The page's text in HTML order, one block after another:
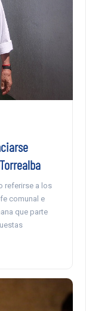
referirse a los
comunal e
que parte